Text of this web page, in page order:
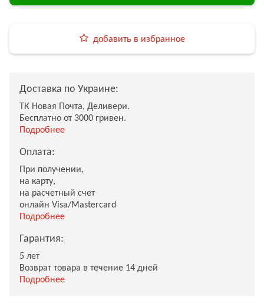
добавить в избранное
Доставка по Украине:
ТК Новая Почта, Деливери.
Бесплатно от 3000 гривен.
Подробнее
Оплата:
При получении,
на карту,
на расчетный счет
онлайн Visa/Mastercard
Подробнее
Гарантия:
5 лет
Возврат товара в течение 14 дней
Подробнее